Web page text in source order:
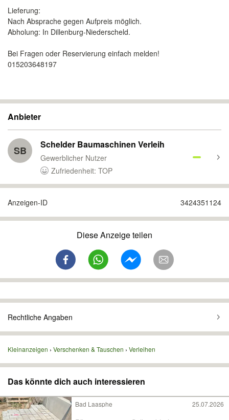
Lieferung:
Nach Absprache gegen Aufpreis möglich.
Abholung: In Dillenburg-Niederscheld.
Bei Fragen oder Reservierung einfach melden!
015203648197
Anbieter
SB Schelder Baumaschinen Verleih
Gewerblicher Nutzer
Zufriedenheit: TOP
Anzeigen-ID 3424351124
Diese Anzeige teilen
Rechtliche Angaben
Kleinanzeigen Verschenken & Tauschen Verleihen
Das könnte dich auch interessieren
Bad Laasphe 25.07.2026